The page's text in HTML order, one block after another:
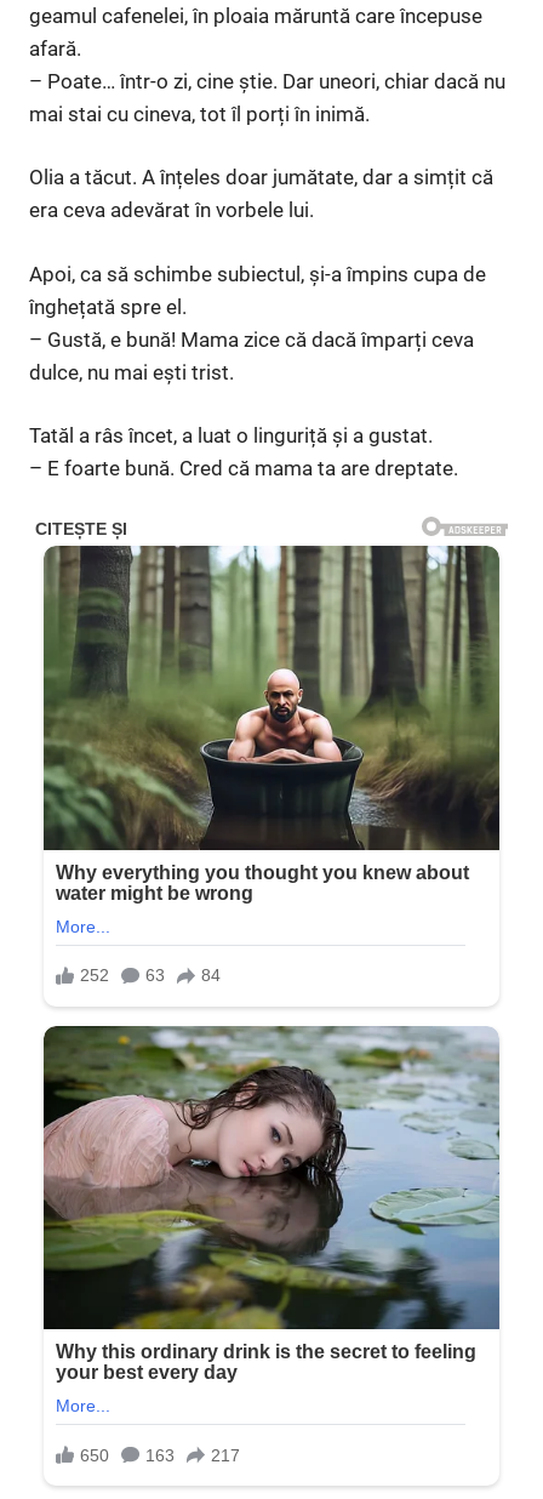
geamul cafenelei, în ploaia măruntă care începuse
afară.
– Poate… într-o zi, cine știe. Dar uneori, chiar dacă nu
mai stai cu cineva, tot îl porți în inimă.
Olia a tăcut. A înțeles doar jumătate, dar a simțit că
era ceva adevărat în vorbele lui.
Apoi, ca să schimbe subiectul, și-a împins cupa de
înghețată spre el.
– Gustă, e bună! Mama zice că dacă împarți ceva
dulce, nu mai ești trist.
Tatăl a râs încet, a luat o linguriță și a gustat.
– E foarte bună. Cred că mama ta are dreptate.